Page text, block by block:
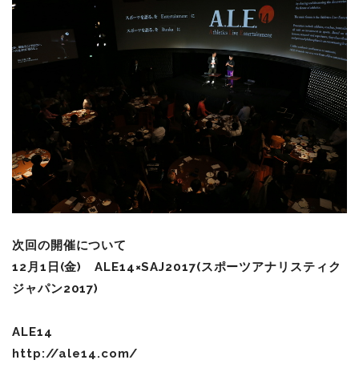
次回の開催について
12月1日(金) ALE14×SAJ2017(スポーツアナリスティク
ジャパン2017)
ALE14
http://ale14.com/